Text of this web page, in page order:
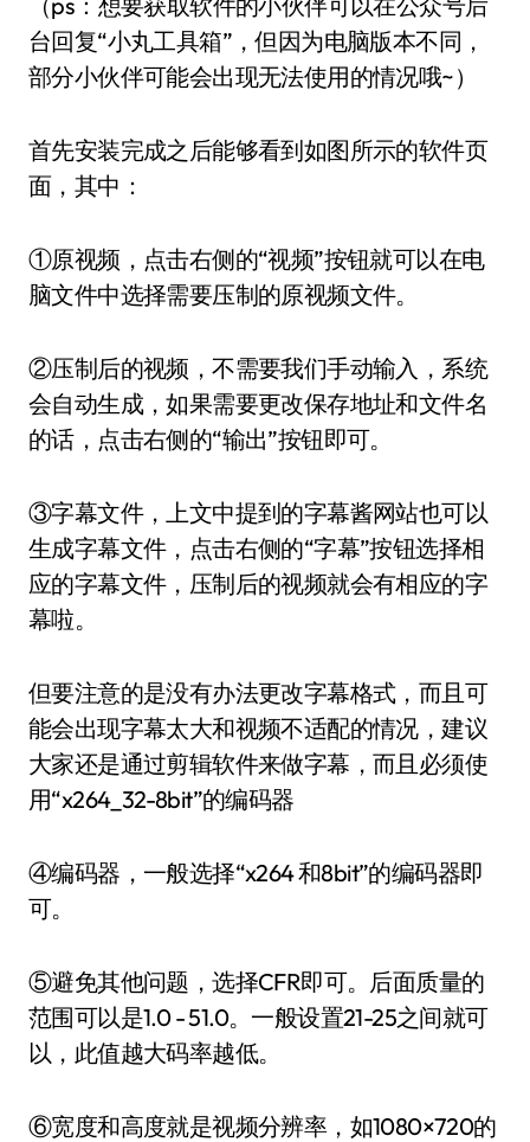
台回复“小丸工具箱”，但因为电脑版本不同，
部分小伙伴可能会出现无法使用的情况哦~）
首先安装完成之后能够看到如图所示的软件页
面，其中：
①原视频，点击右侧的“视频”按钮就可以在电
脑文件中选择需要压制的原视频文件。
②压制后的视频，不需要我们手动输入，系统
会自动生成，如果需要更改保存地址和文件名
的话，点击右侧的“输出”按钮即可。
③字幕文件，上文中提到的字幕酱网站也可以
生成字幕文件，点击右侧的“字幕”按钮选择相
应的字幕文件，压制后的视频就会有相应的字
幕啦。
但要注意的是没有办法更改字幕格式，而且可
能会出现字幕太大和视频不适配的情况，建议
大家还是通过剪辑软件来做字幕，而且必须使
用“x264_32-8bit”的编码器
④编码器，一般选择“x264 和8bit”的编码器即
可。
⑤避免其他问题，选择CFR即可。后面质量的
范围可以是1.0 - 51.0。一般设置21-25之间就可
以，此值越大码率越低。
⑥宽度和高度就是视频分辨率，如1080×720的